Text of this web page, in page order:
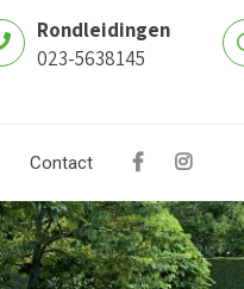
Rondleidingen
023-5638145
Contact